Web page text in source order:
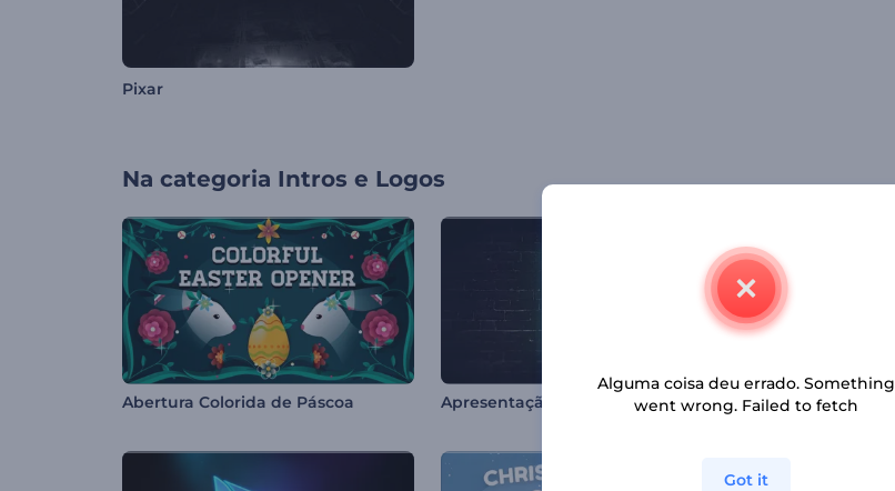
Pixar
Na categoria Intros e Logos
Abertura Colorida de Páscoa Apresentação de Logotipo - Luz Neon
Alguma coisa deu errado. Something
went wrong. Failed to fetch
Got it